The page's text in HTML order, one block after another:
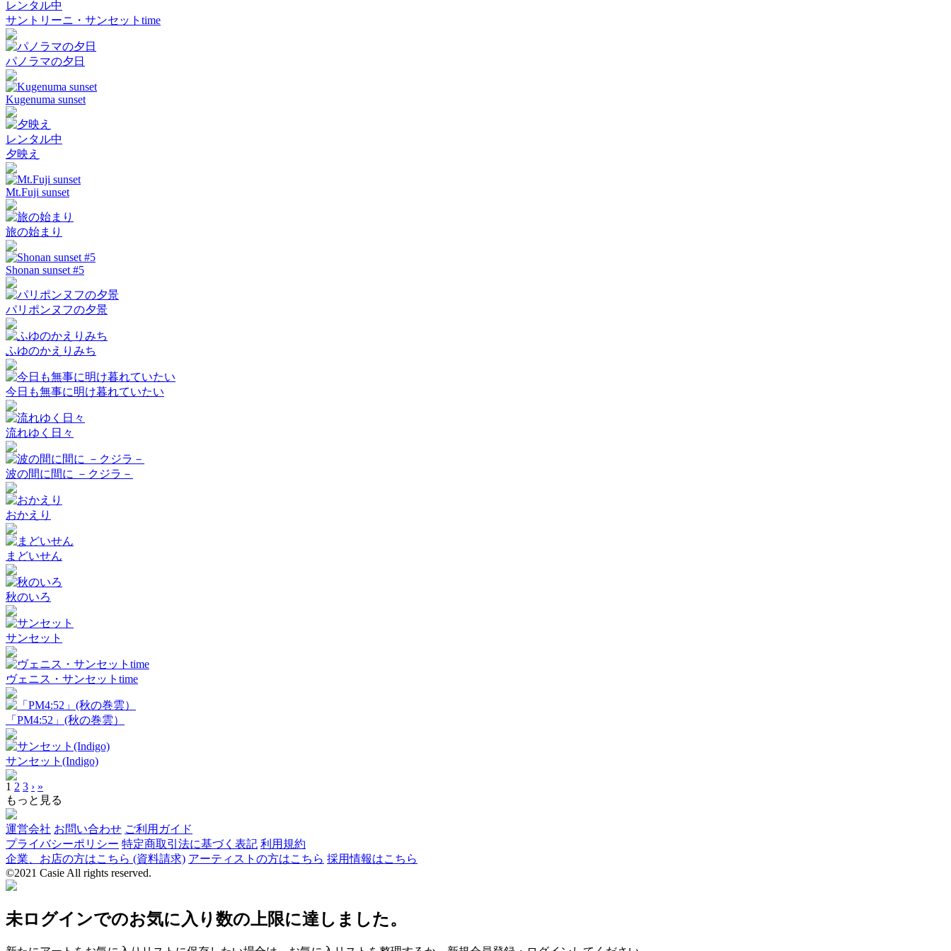
レンタル中
サントリーニ・サンセットtime
パノラマの夕日
Kugenuma sunset
レンタル中
夕映え
Mt.Fuji sunset
旅の始まり
Shonan sunset #5
パリポンヌフの夕景
ふゆのかえりみち
今日も無事に明け暮れていたい
流れゆく日々
波の間に間に －クジラ－
おかえり
まどいせん
秋のいろ
サンセット
ヴェニス・サンセットtime
「PM4:52」(秋の巻雲）
サンセット(Indigo)
1 2 3 › »
もっと見る
運営会社 お問い合わせ ご利用ガイド
プライバシーポリシー 特定商取引法に基づく表記 利用規約
企業、お店の方はこちら (資料請求) アーティストの方はこちら 採用情報はこちら
©2021 Casie All rights reserved.
未ログインでのお気に入り数の上限に達しました。